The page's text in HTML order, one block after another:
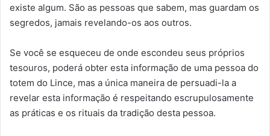
existe algum. São as pessoas que sabem, mas guardam os
segredos, jamais revelando-os aos outros.
Se você se esqueceu de onde escondeu seus próprios
tesouros, poderá obter esta informação de uma pessoa do
totem do Lince, mas a única maneira de persuadi-la a
revelar esta informação é respeitando escrupulosamente
as práticas e os rituais da tradição desta pessoa.